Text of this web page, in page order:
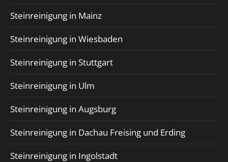
Steinreinigung in Mainz
Steinreinigung in Wiesbaden
Steinreinigung in Stuttgart
Steinreinigung in Ulm
Steinreinigung in Augsburg
Steinreinigung in Dachau Freising und Erding
Steinreinigung in Ingolstadt